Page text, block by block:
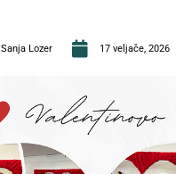
Sanja Lozer 17 veljače, 2026